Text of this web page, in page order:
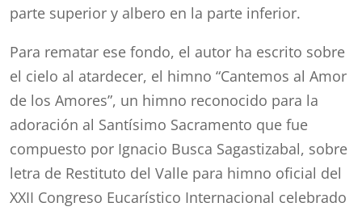
parte superior y albero en la parte inferior.
Para rematar ese fondo, el autor ha escrito sobre
el cielo al atardecer, el himno “Cantemos al Amor
de los Amores”, un himno reconocido para la
adoración al Santísimo Sacramento que fue
compuesto por Ignacio Busca Sagastizabal, sobre
letra de Restituto del Valle para himno oficial del
XXII Congreso Eucarístico Internacional celebrado